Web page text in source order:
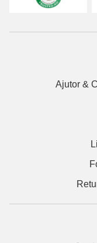
Ajutor &